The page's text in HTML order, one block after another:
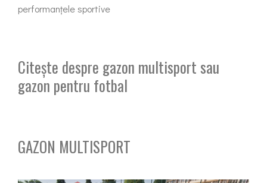
performanțele sportive
Citește despre gazon multisport sau
gazon pentru fotbal
GAZON MULTISPORT